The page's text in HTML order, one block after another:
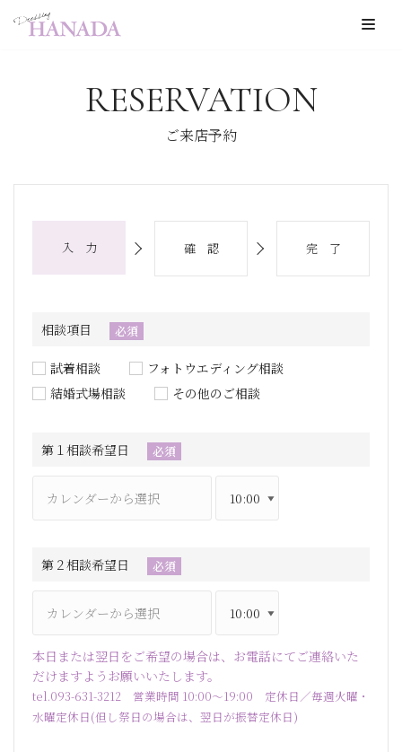
RESERVATION
ご来店予約
入 力 確 認 完 了
相談項目 必須
試着相談
フォトウエディング相談
結婚式場相談
その他のご相談
第１相談希望日 必須
第２相談希望日 必須
本日または翌日をご希望の場合は、お電話にてご連絡いた
だけますようお願いいたします。
tel.093-631-3212 営業時間 10:00～19:00 定休日／毎週火曜・
水曜定休日(但し祭日の場合は、翌日が振替定休日)